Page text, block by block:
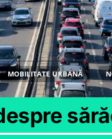
MOBILITATE URBANĂ